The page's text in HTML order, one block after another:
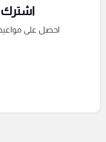
اشترك
احصل على مواعيد